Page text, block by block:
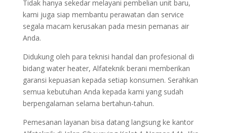
Tidak hanya sekedar melayani pembelian unit baru,
kami juga siap membantu perawatan dan service
segala macam kerusakan pada mesin pemanas air
Anda.
Didukung oleh para teknisi handal dan profesional di
bidang water heater, Alfateknik berani memberikan
garansi kepuasan kepada setiap konsumen. Serahkan
semua kebutuhan Anda kepada kami yang sudah
berpengalaman selama bertahun-tahun.
Pemesanan layanan bisa datang langsung ke kantor